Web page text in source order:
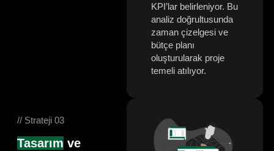
KPI’lar belirleniyor. Bu
analiz doğrultusunda
zaman çizelgesi ve
bütçe planı
oluşturularak proje
temeli atılıyor.
// Strateji 03
Tasarım ve